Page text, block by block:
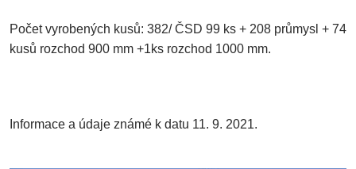
Počet vyrobených kusů: 382/ ČSD 99 ks + 208 průmysl + 74
kusů rozchod 900 mm +1ks rozchod 1000 mm.
Informace a údaje známé k datu 11. 9. 2021.